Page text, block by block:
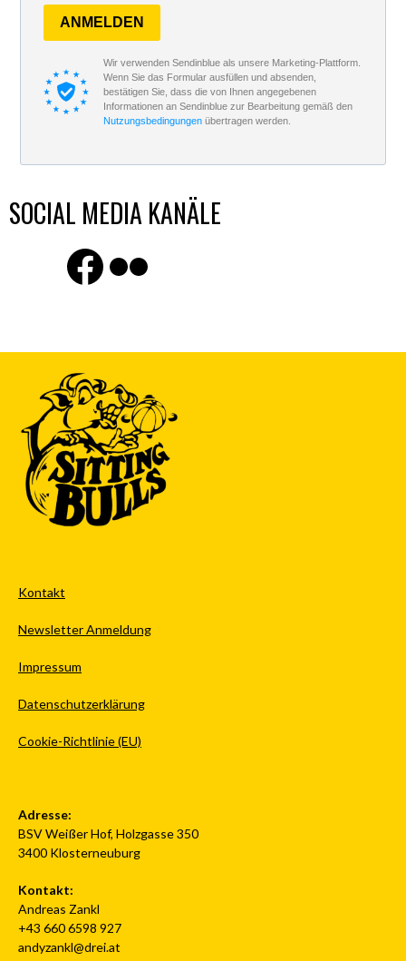
ANMELDEN
Wir verwenden Sendinblue als unsere Marketing-Plattform.
Wenn Sie das Formular ausfüllen und absenden,
bestätigen Sie, dass die von Ihnen angegebenen
Informationen an Sendinblue zur Bearbeitung gemäß den
Nutzungsbedingungenübertragen werden.
SOCIAL MEDIA KANÄLE
Finde uns auf Facebook
Flickr
Kontakt
Newsletter Anmeldung
Impressum
Datenschutzerklärung
Cookie-Richtlinie (EU)
Adresse:
BSV Weißer Hof, Holzgasse 350
3400 Klosterneuburg
Kontakt:
Andreas Zankl
+43 660 6598 927
andyzankl@drei.at